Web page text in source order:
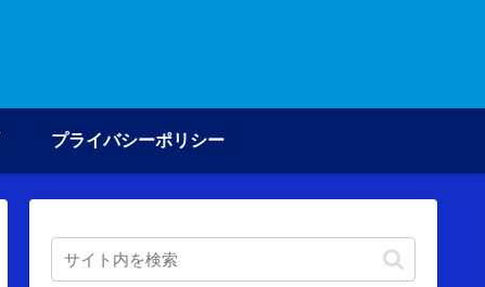
プライバシーポリシー